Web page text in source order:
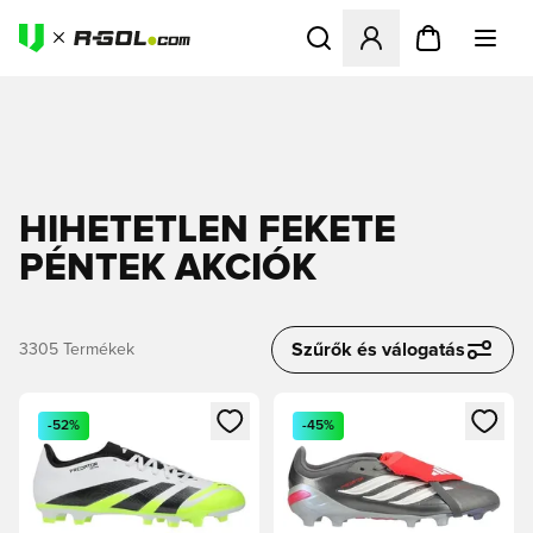
Megnyit egy modált a
HIHETETLEN FEKETE
PÉNTEK AKCIÓK
3305 Termékek Szűrők és válogatás
Megnyit egy modált a bejelentkezéshez vagy a tagként
-52%
Megnyit egy modált a
-45%